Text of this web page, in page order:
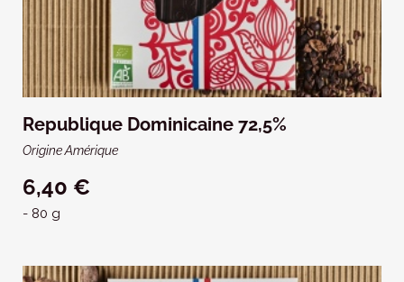
Republique Dominicaine 72,5%
Origine Amérique
6,40 €
- 80 g